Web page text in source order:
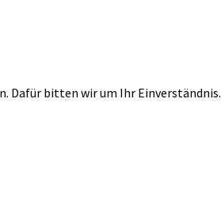
Dafür bitten wir um Ihr Einverständnis.